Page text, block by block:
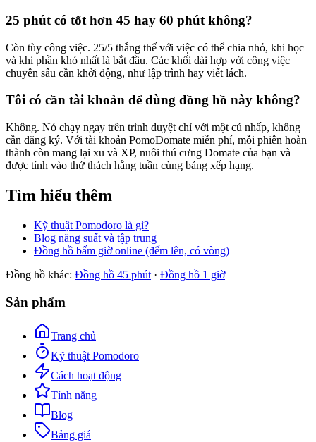
25 phút có tốt hơn 45 hay 60 phút không?
Còn tùy công việc. 25/5 thắng thế với việc có thể chia nhỏ, khi học
và khi phần khó nhất là bắt đầu. Các khối dài hợp với công việc
chuyên sâu cần khởi động, như lập trình hay viết lách.
Tôi có cần tài khoản để dùng đồng hồ này không?
Không. Nó chạy ngay trên trình duyệt chỉ với một cú nhấp, không
cần đăng ký. Với tài khoản PomoDomate miễn phí, mỗi phiên hoàn
thành còn mang lại xu và XP, nuôi thú cưng Domate của bạn và
được tính vào thử thách hằng tuần cùng bảng xếp hạng.
Tìm hiểu thêm
Kỹ thuật Pomodoro là gì?
Blog năng suất và tập trung
Đồng hồ bấm giờ online (đếm lên, có vòng)
Đồng hồ khác: Đồng hồ 45 phút · Đồng hồ 1 giờ
Sản phẩm
Trang chủ
Kỹ thuật Pomodoro
Cách hoạt động
Tính năng
Blog
Bảng giá